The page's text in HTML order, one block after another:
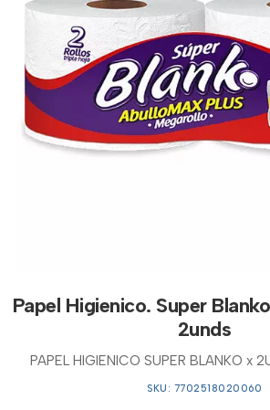
Papel Higienico. Super
2unds
PAPEL HIGIENICO SUPER BLANKO x
SKU: 7702518020060